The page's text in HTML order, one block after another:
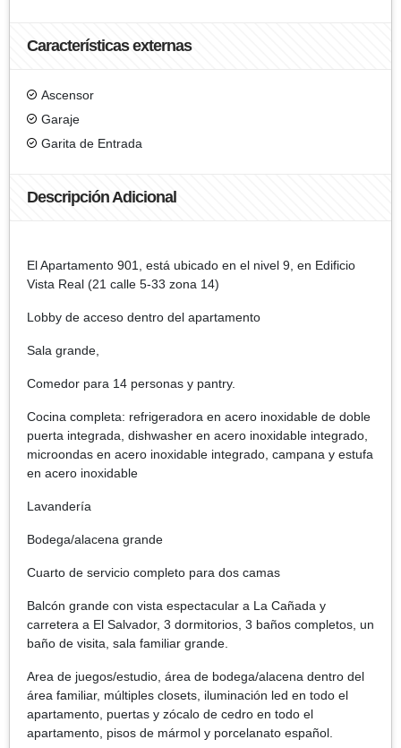
Características externas
Ascensor
Garaje
Garita de Entrada
Descripción Adicional
El Apartamento 901, está ubicado en el nivel 9, en Edificio
Vista Real (21 calle 5-33 zona 14)
Lobby de acceso dentro del apartamento
Sala grande,
Comedor para 14 personas y pantry.
Cocina completa: refrigeradora en acero inoxidable de doble
puerta integrada, dishwasher en acero inoxidable integrado,
microondas en acero inoxidable integrado, campana y estufa
en acero inoxidable
Lavandería
Bodega/alacena grande
Cuarto de servicio completo para dos camas
Balcón grande con vista espectacular a La Cañada y
carretera a El Salvador, 3 dormitorios, 3 baños completos, un
baño de visita, sala familiar grande.
Area de juegos/estudio, área de bodega/alacena dentro del
área familiar, múltiples closets, iluminación led en todo el
apartamento, puertas y zócalo de cedro en todo el
apartamento, pisos de mármol y porcelanato español.